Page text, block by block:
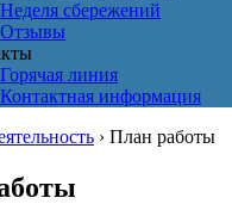
Неделя сбережений
Отзывы
Горячая линия
Контактная информация
› План работы